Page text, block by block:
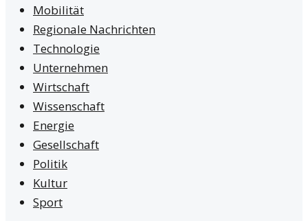
Mobilität
Regionale Nachrichten
Technologie
Unternehmen
Wirtschaft
Wissenschaft
Energie
Gesellschaft
Politik
Kultur
Sport